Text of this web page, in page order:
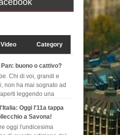
Video Category
Pan: buono o cattivo?
Chi di voi, grandi e
non ha mai sognato ad
leggendo una
ch...
Oggi l'11a tappa
a Savona!
oggi l'undicesima